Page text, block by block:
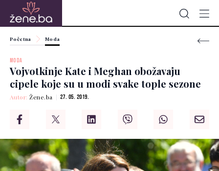
Početna Moda
MODA
Vojvotkinje Kate i Meghan obožavaju
cipele koje su u modi svake tople sezone
Autor:Žene.ba 27. 05. 2019.